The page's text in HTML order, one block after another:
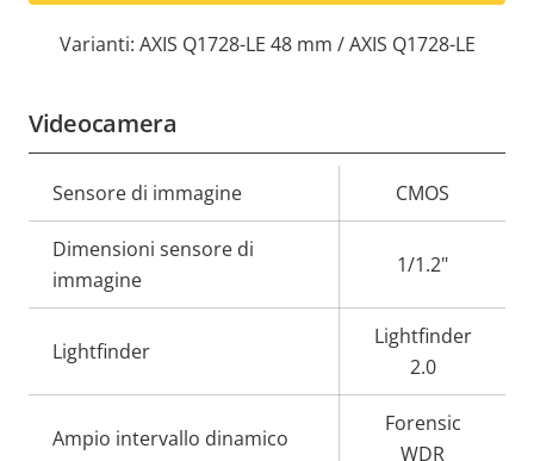
Varianti: AXIS Q1728-LE 48 mm / AXIS Q1728-LE
Videocamera
Descrizione
della
proprietà
Valore
della
proprietà
Sensore di immagine CMOS
Dimensioni sensore di
immagine
1/1.2"
Lightfinder
Lightfinder
2.0
Ampio intervallo dinamico
Forensic
WDR